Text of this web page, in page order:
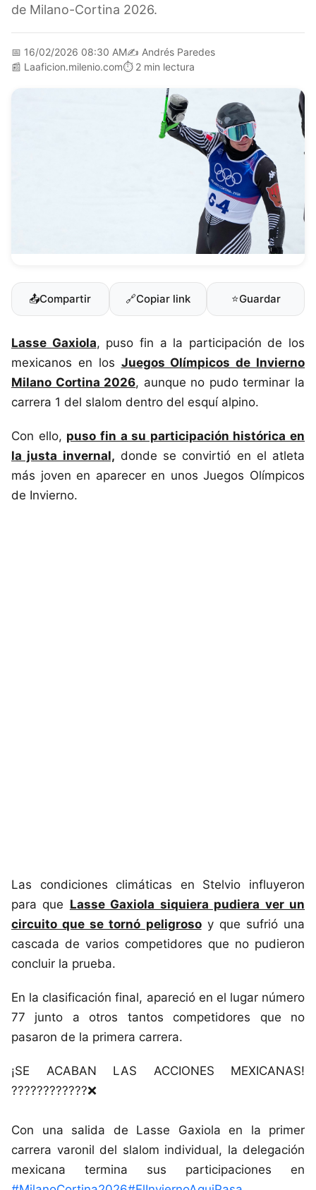
de Milano-Cortina 2026.
📅 16/02/2026 08:30 AM✍️ Andrés Paredes
📰 Laaficion.milenio.com⏱️ 2 min lectura
📤Compartir 🔗Copiar link ⭐Guardar
Lasse Gaxiola, puso fin a la participación de los
mexicanos en los Juegos Olímpicos de Invierno
Milano Cortina 2026, aunque no pudo terminar la
carrera 1 del slalom dentro del esquí alpino.
Con ello, puso fin a su participación histórica en
la justa invernal, donde se convirtió en el atleta
más joven en aparecer en unos Juegos Olímpicos
de Invierno.
Las condiciones climáticas en Stelvio influyeron
para que Lasse Gaxiola siquiera pudiera ver un
circuito que se tornó peligrosoy que sufrió una
cascada de varios competidores que no pudieron
concluir la prueba.
En la clasificación final, apareció en el lugar número
77 junto a otros tantos competidores que no
pasaron de la primera carrera.
¡SE ACABAN LAS ACCIONES MEXICANAS!
????????????❌
Con una salida de Lasse Gaxiola en la primer
carrera varonil del slalom individual, la delegación
mexicana termina sus participaciones en